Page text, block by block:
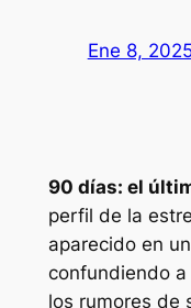
Ene 8,
90 días: el
perfil de la
aparecido en
confundiendo
los rumores de